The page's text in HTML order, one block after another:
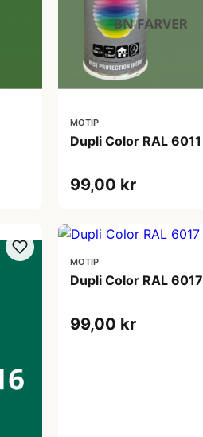
MOTIP
Dupli Color RAL 6011
99,00 kr
MOTIP
Dupli Color RAL 6017
99,00 kr